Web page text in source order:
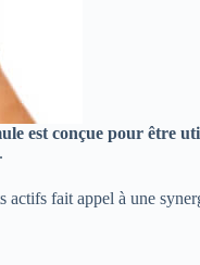
est conçue pour être
fait appel à une